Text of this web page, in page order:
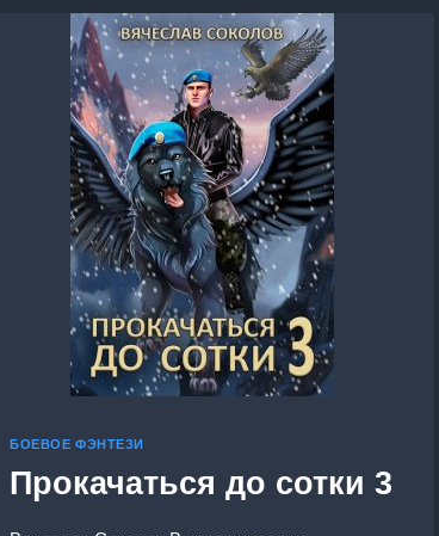
БОЕВОЕ ФЭНТЕЗИ
Прокачаться до сотки 3